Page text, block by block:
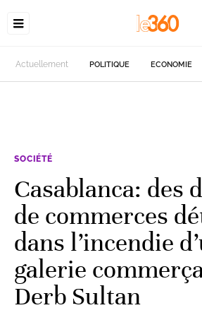
Actuellement POLITIQUE ECONOMIE
SOCIÉTÉ
Casablanca: des
de commerces
dans l’incendie
galerie
Derb Sultan